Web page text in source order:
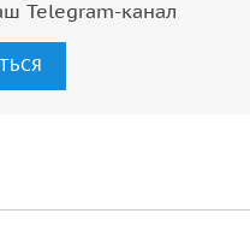
Telegram-канал